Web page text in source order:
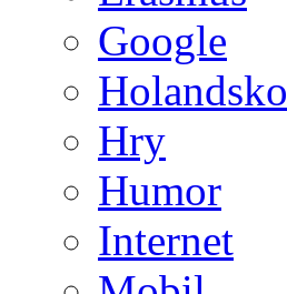
Google
Holandsko
Hry
Humor
Internet